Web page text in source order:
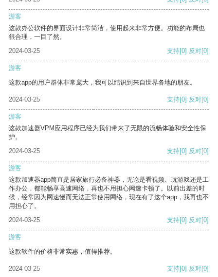
游客
这款办公软件的界面设计非常简洁，使用起来非常方便。功能的布局也
很合理，一目了然。
2024-03-25
支持[0] 反对[0]
游客
这款app的用户群体非常庞大，我可以结识到来自世界各地的朋友。
2024-03-25 支持[0] 反对[0]
游客
这款加速器VPM应用程序已经为我们带来了无限的流畅体验和安全性保
护。
2024-03-25
支持[0] 反对[0]
游客
这款加速器app简直是居家旅行必备神器，无论是看视频、玩游戏还是工
作办公，都能畅享高速网络，再也不用担心网速卡顿了。以前出差的时
候，经常因为网速慢而无法正常使用网络，现在有了这个app，我再也不
用担心了。
2024-03-25
支持[0] 反对[0]
游客
这款软件的价格非常实惠，值得推荐。
2024-03-25 支持[0] 反对[0]